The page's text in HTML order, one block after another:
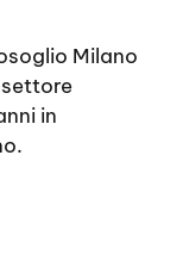
Milano
settore
in